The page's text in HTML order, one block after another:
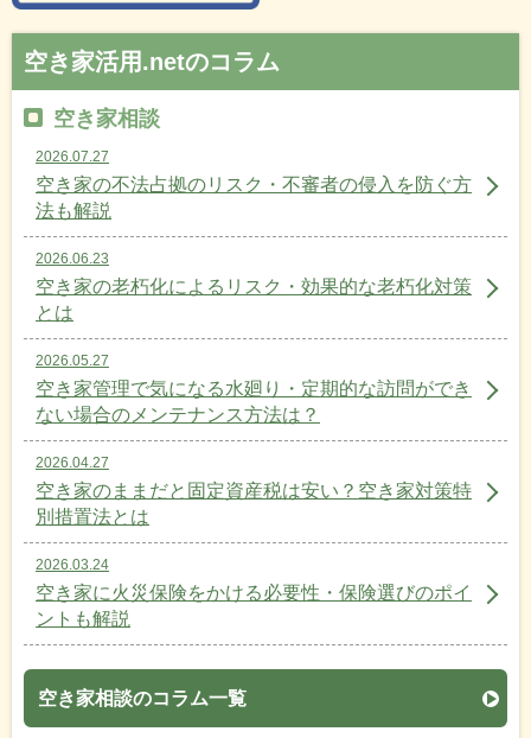
空き家活用.netのコラム
空き家相談
2026.07.27
空き家の不法占拠のリスク・不審者の侵入を防ぐ方
法も解説
2026.06.23
空き家の老朽化によるリスク・効果的な老朽化対策
とは
2026.05.27
空き家管理で気になる水廻り・定期的な訪問ができ
ない場合のメンテナンス方法は？
2026.04.27
空き家のままだと固定資産税は安い？空き家対策特
別措置法とは
2026.03.24
空き家に火災保険をかける必要性・保険選びのポイ
ントも解説
空き家相談のコラム一覧